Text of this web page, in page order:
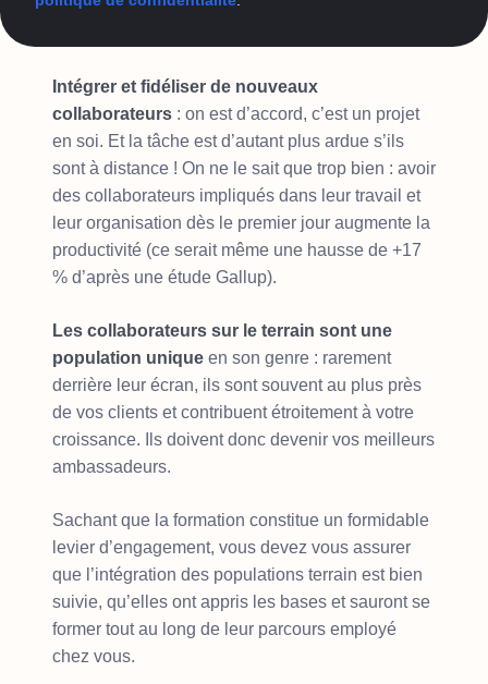
Intégrer et fidéliser de nouveaux
collaborateurs : on est d’accord, c’est un projet
en soi. Et la tâche est d’autant plus ardue s’ils
sont à distance ! On ne le sait que trop bien : avoir
des collaborateurs impliqués dans leur travail et
leur organisation dès le premier jour augmente la
productivité (ce serait même une hausse de +17
% d’après une étude Gallup).
Les collaborateurs sur le terrain sont une
population unique en son genre : rarement
derrière leur écran, ils sont souvent au plus près
de vos clients et contribuent étroitement à votre
croissance. Ils doivent donc devenir vos meilleurs
ambassadeurs.
Sachant que la formation constitue un formidable
levier d’engagement, vous devez vous assurer
que l’intégration des populations terrain est bien
suivie, qu’elles ont appris les bases et sauront se
former tout au long de leur parcours employé
chez vous.